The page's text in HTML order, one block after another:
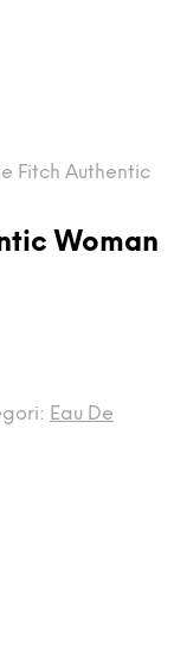
Fitch Authentic
Woman
Eau De